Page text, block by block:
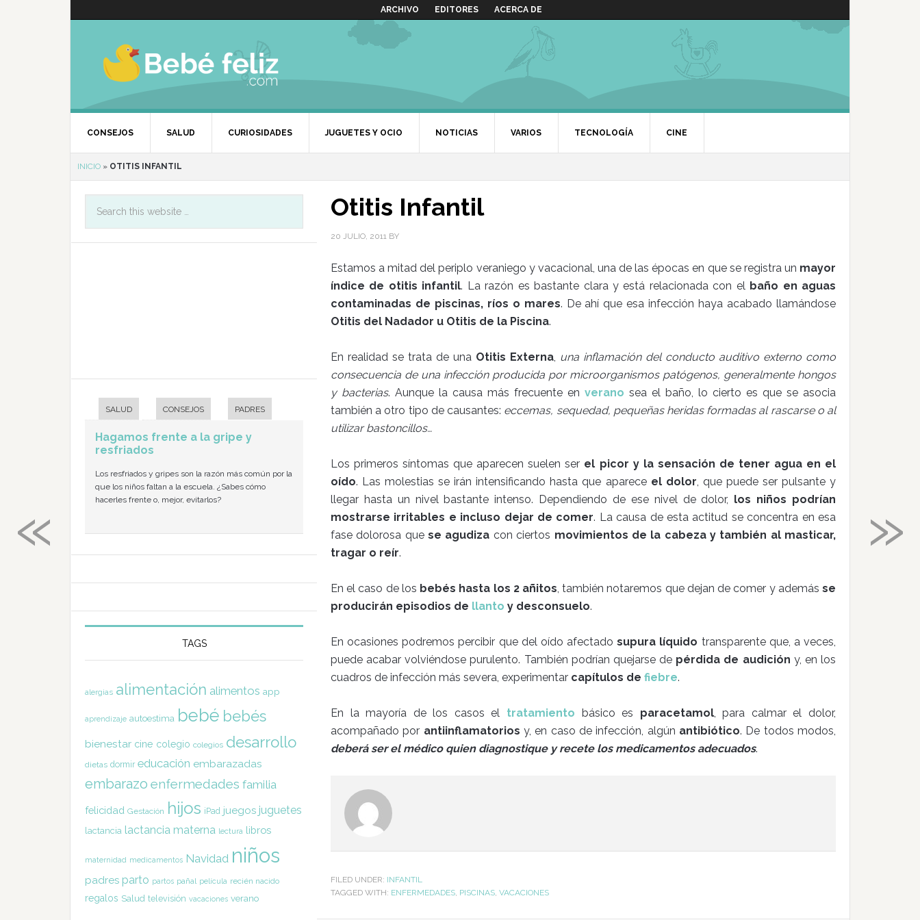
ARCHIVO EDITORES ACERCA DE
CONSEJOS SALUD CURIOSIDADES JUGUETES Y OCIO NOTICIAS VARIOS TECNOLOGÍA CINE
INICIO » OTITIS INFANTIL
Otitis Infantil
20 JULIO, 2011 BY
Estamos a mitad del periplo veraniego y vacacional, una de las épocas en que se registra un mayor
índice de otitis infantil. La razón es bastante clara y está relacionada con elbaño en aguas
contaminadas de piscinas, ríos o mares. De ahí que esa infección haya acabado llamándose
Otitis del Nadador u Otitis de la Piscina.
En realidad se trata de una Otitis Externa, una inflamación del conducto auditivo externo como
consecuencia de una infección producida por microorganismos patógenos, generalmente hongos
y bacterias. Aunque la causa más frecuente en verano sea el baño, lo cierto es que se asocia
también a otro tipo de causantes: eccemas, sequedad, pequeñas heridas formadas al rascarse o al
utilizar bastoncillos…
Los primeros síntomas que aparecen suelen ser el picor y la sensación de tener agua en el
oído. Las molestias se irán intensificando hasta que apareceel dolor, que puede ser pulsante y
llegar hasta un nivel bastante intenso. Dependiendo de ese nivel de dolor, los niños podrían
mostrarse irritables e incluso dejar de comer. La causa de esta actitud se concentra en esa
fase dolorosa quese agudiza con ciertos movimientos de la cabeza y también al masticar,
tragar o reír.
En el caso de los bebés hasta los 2 añitos, también notaremos que dejan de comer y además se
producirán episodios de llanto y desconsuelo.
En ocasiones podremos percibir que del oído afectadosupura líquido transparente que, a veces,
puede acabar volviéndose purulento. También podrían quejarse de pérdida de audición y, en los
cuadros de infección más severa, experimentar capítulos de fiebre.
En la mayoría de los casos el tratamiento básico es paracetamol, para calmar el dolor,
acompañado por antiinflamatorios y, en caso de infección, algún antibiótico. De todos modos,
deberá ser el médico quien diagnostique y recete los medicamentos adecuados.
FILED UNDER: INFANTIL
TAGGED WITH: ENFERMEDADES, PISCINAS, VACACIONES
SALUD CONSEJOS PADRES
Hagamos frente a la gripe y
resfriados
Los resfriados y gripes son la razón más común por la
que los niños faltan a la escuela. ¿Sabes cómo
hacerles frente o, mejor, evitarlos?
TAGS
alergias alimentación alimentos app
aprendizaje autoestima bebé bebés
bienestar cine colegio colegios desarrollo
dietas dormir educación embarazadas
embarazo enfermedades familia
felicidad Gestación hijos iPad juegos juguetes
lactancia lactancia materna lectura libros
maternidad medicamentos Navidad niños
padres parto partos pañal película recién nacido
regalos Salud televisión vacaciones verano
»
«